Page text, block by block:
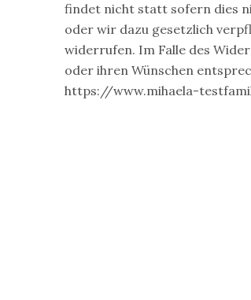
findet nicht statt sofern dies
oder wir dazu gesetzlich
widerrufen. Im Falle des
oder ihren Wünschen
https://www.mihaela-